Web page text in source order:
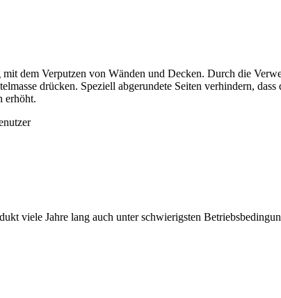
dem Verputzen von Wänden und Decken. Durch die
drücken. Speziell abgerundete Seiten verhindern,
erhöht.
viele Jahre lang auch unter schwierigsten